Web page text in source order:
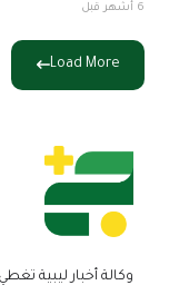
الإسترليني، بحسب ما
6 أشهر قبل
Load More
وكالة أخبار ليبية